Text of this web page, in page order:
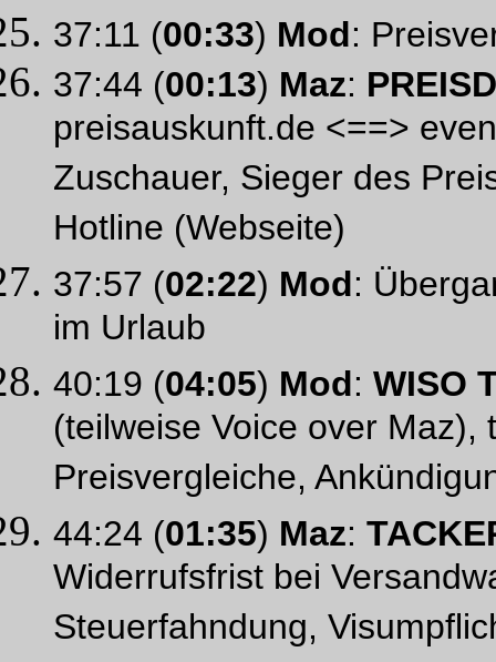
37:11 (00:33) Mod:
37:44 (00:13) Maz:
preisauskunft.de <==>
Zuschauer, Sieger des
Hotline (Webseite)
37:57 (02:22) Mod:
im Urlaub
40:19 (04:05) Mod: WISO
(teilweise Voice over
Preisvergleiche,
44:24 (01:35) Maz:
Widerrufsfrist bei
Steuerfahndung,